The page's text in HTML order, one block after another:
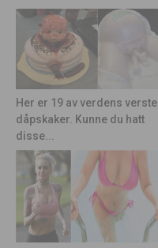
Her er 19 av verdens verste
dåpskaker. Kunne du hatt
disse...